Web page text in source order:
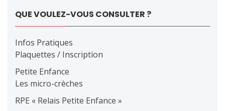
QUE VOULEZ-VOUS CONSULTER ?
Infos Pratiques
Plaquettes / Inscription
Petite Enfance
Les micro-crèches
RPE « Relais Petite Enfance »